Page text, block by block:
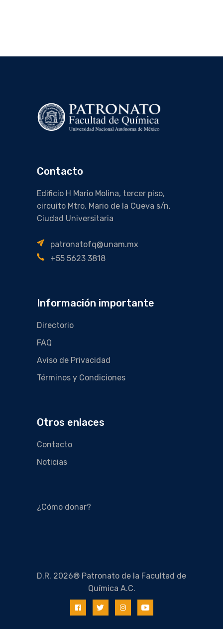
Contacto
Edificio H Mario Molina, tercer piso,
circuito Mtro. Mario de la Cueva s/n,
Ciudad Universitaria
patronatofq@unam.mx
+55 5623 3818
Información importante
Directorio
FAQ
Aviso de Privacidad
Términos y Condiciones
Otros enlaces
Contacto
Noticias
¿Cómo donar?
D.R. 2026® Patronato de la Facultad de
Química A.C.